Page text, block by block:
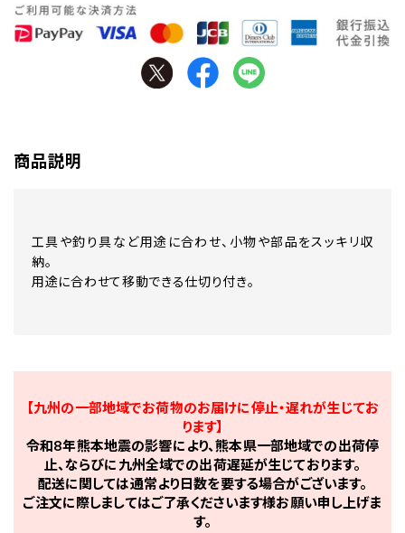
商品説明
工具や釣り具など用途に合わせ、小物や部品をスッキリ収
納。
用途に合わせて移動できる仕切り付き。
【九州の一部地域でお荷物のお届けに停止・遅れが生じてお
ります】
令和8年熊本地震の影響により、熊本県一部地域での出荷停
止、ならびに九州全域での出荷遅延が生じております。
配送に関しては通常より日数を要する場合がございます。
ご注文に際しましてはご了承くださいます様お願い申し上げま
す。